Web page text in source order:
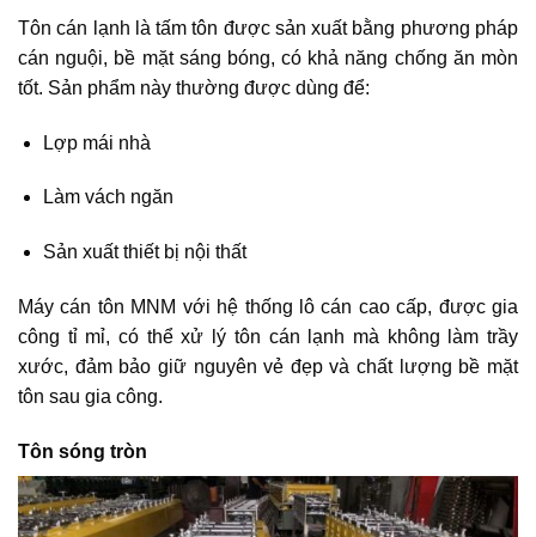
Tôn cán lạnh là tấm tôn được sản xuất bằng phương pháp
cán nguội, bề mặt sáng bóng, có khả năng chống ăn mòn
tốt. Sản phẩm này thường được dùng để:
Lợp mái nhà
Làm vách ngăn
Sản xuất thiết bị nội thất
Máy cán tôn MNM với hệ thống lô cán cao cấp, được gia
công tỉ mỉ, có thể xử lý tôn cán lạnh mà không làm trầy
xước, đảm bảo giữ nguyên vẻ đẹp và chất lượng bề mặt
tôn sau gia công.
Tôn sóng tròn